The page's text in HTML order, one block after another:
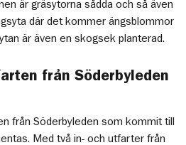
är gräsytorna sådda och så även
där det kommer ängsblommor
är även en skogsek planterad.
från Söderbyleden
från Söderbyleden som kommit till
Med två in- och utfarter från